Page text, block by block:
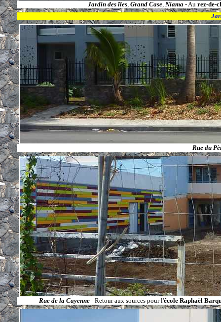
Jardin des îles,Grand Case,Niama - Aurez-de-
Rue du
Rue de la Cayenne - Retour aux sources pour l'école Raphaël